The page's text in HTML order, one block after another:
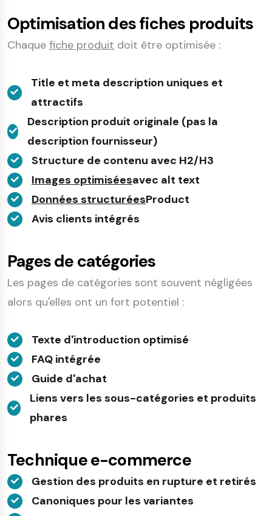
Optimisation des fiches produits
Chaque fiche produit doit être optimisée :
Title et meta description uniques et
attractifs
Description produit originale (pas la
description fournisseur)
Structure de contenu avec H2/H3
Images optimiséesavec alt text
Données structuréesProduct
Avis clients intégrés
Pages de catégories
Les pages de catégories sont souvent négligées
alors qu'elles ont un fort potentiel :
Texte d'introduction optimisé
FAQ intégrée
Guide d'achat
Liens vers les sous-catégories et produits
phares
Technique e-commerce
Gestion des produits en rupture et retirés
Canoniques pour les variantes